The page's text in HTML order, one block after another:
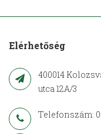
Elérhetőség
400014
utca 12A/3
Telefonszám: